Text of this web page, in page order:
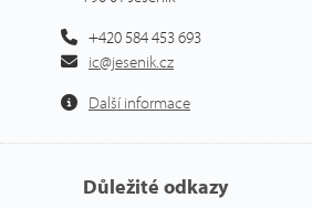
+420 584 453 693
ic@jesenik.cz
Další informace
Důležité odkazy